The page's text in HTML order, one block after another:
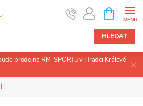
HLEDAT
NÁKUPNÍ
KOŠÍK
prodejna RM-SPORTu v Hradci Králové